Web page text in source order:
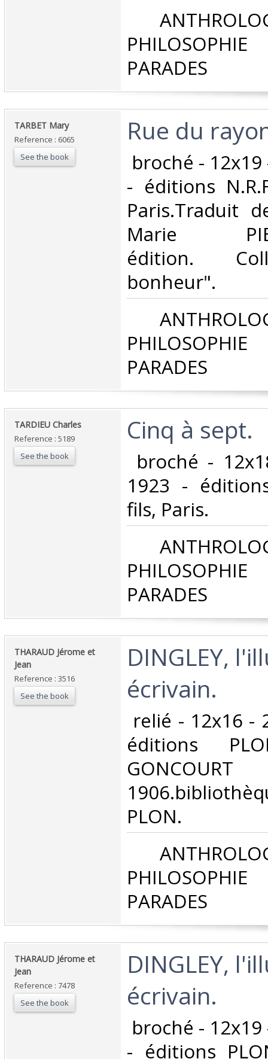
PHILOSOPHIE
PARADES‎
‎TARBET Mary‎
Reference : 6065
See the book
‎Rue du
broché -
- éditions
Paris.Traduit
Marie
édition.
bonheur".‎
PHILOSOPHIE
PARADES‎
‎TARDIEU Charles ‎
Reference : 5189
See the book
‎Cinq à sept.‎
broché -
1923 -
fils, Paris.‎
PHILOSOPHIE
PARADES‎
‎THARAUD Jérome et
Jean‎
Reference : 3516
See the book
‎DINGLEY,
écrivain.‎
relié - 12x16 -
éditions
GONCOURT
PLON. ‎
PHILOSOPHIE
PARADES‎
‎THARAUD Jérome et
Jean‎
Reference : 7478
See the book
‎DINGLEY,
écrivain. ‎
broché -
- éditions